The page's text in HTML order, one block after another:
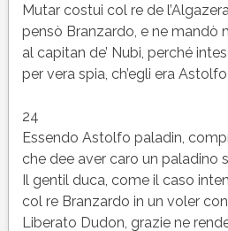
Mutar costui col re de
pensò Branzardo, e ne mandò
al capitan de’ Nubi, perché
per vera spia, ch’egli era
24
Essendo Astolfo paladin,
che dee aver caro un paladino
Il gentil duca, come il caso
col re Branzardo in un voler
Liberato Dudon, grazie ne